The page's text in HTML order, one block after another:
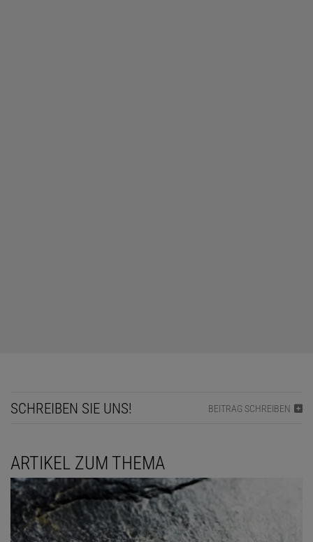
Norbert Treitz
Norbert Treitz (1944–2017) war Professor für Didaktik der Physik
an der Universität Duisburg-Essen.
SCHREIBEN SIE UNS! BEITRAG SCHREIBEN
ARTIKEL ZUM THEMA